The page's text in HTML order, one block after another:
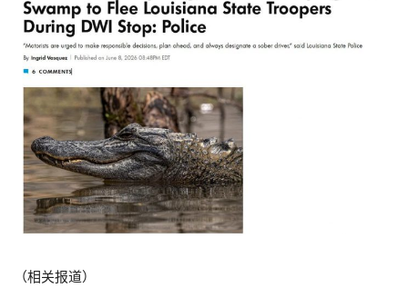
（相关报道）